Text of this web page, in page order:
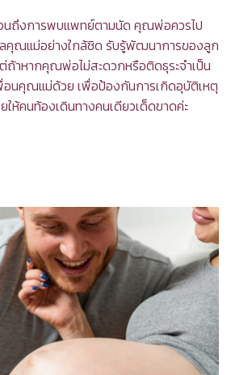
นถึงการพบแพทย์ตามนัด คุณพ่อควรไป
คุณแม่อย่างใกล้ชิด รับรู้พัฒนาการของลูก
ถ้าหากคุณพ่อไม่สะดวกหรือติดธุระจำเป็น
อนคุณแม่ด้วย เพื่อป้องกันการเกิดอุบัติเหตุ
ห้คนท้องเดินทางคนเดียวเด็ดขาดค่ะ